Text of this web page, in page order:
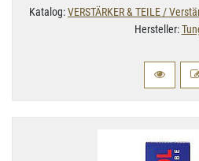
Katalog:VERSTÄRKER & TEILE /
Hersteller: